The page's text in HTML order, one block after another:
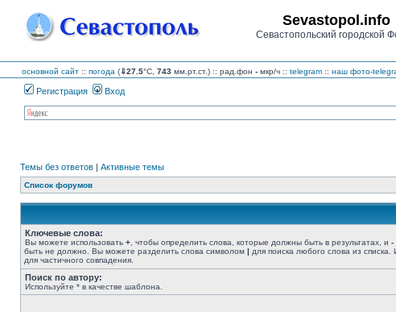
Sevastopol.info
Севастопольский городской
основной сайт :: погода (⇓27.5°C, 743 мм.рт.ст.) :: рад.фон - мкр/ч :: telegram :: наш фото-
Регистрация Вход
Темы без ответов | Активные темы
Список форумов
Ключевые слова:
Вы можете использовать + , чтобы определить слова, которые должны быть в результатах, и -
быть не должно. Вы можете разделить слова символом | для поиска любого слова из списка.
для частичного совпадения.
Поиск по автору:
Используйте * в качестве шаблона.